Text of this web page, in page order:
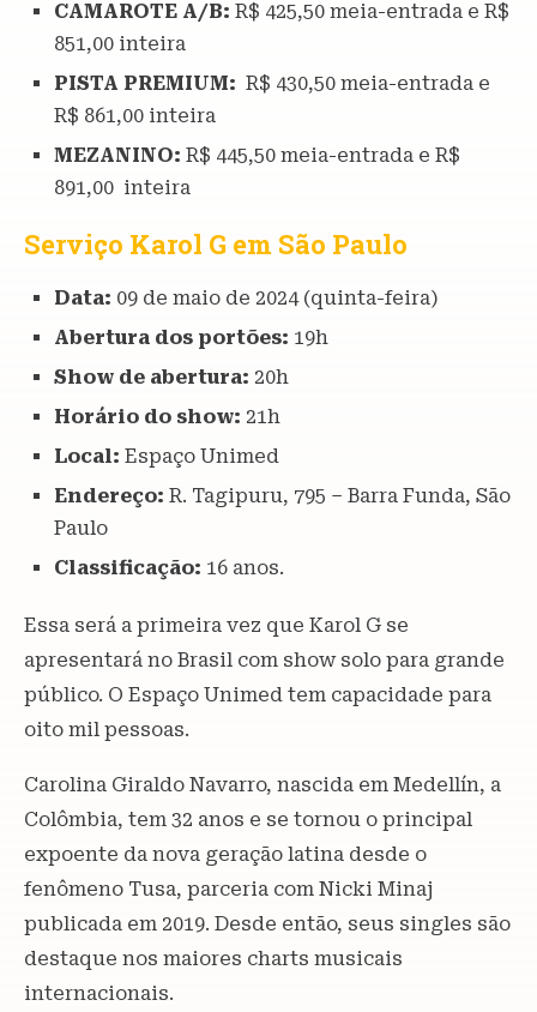
CAMAROTE A/B: R$ 425,50 meia-entrada e R$
851,00 inteira
PISTA PREMIUM: R$ 430,50 meia-entrada e
R$ 861,00 inteira
MEZANINO: R$ 445,50 meia-entrada e R$
891,00 inteira
Serviço Karol G em São Paulo
Data: 09 de maio de 2024 (quinta-feira)
Abertura dos portões: 19h
Show de abertura: 20h
Horário do show: 21h
Local: Espaço Unimed
Endereço: R. Tagipuru, 795 – Barra Funda, São
Paulo
Classificação: 16 anos.
Essa será a primeira vez que Karol G se
apresentará no Brasil com show solo para grande
público. O Espaço Unimed tem capacidade para
oito mil pessoas.
Carolina Giraldo Navarro, nascida em Medellín, a
Colômbia, tem 32 anos e se tornou o principal
expoente da nova geração latina desde o
fenômeno Tusa, parceria com Nicki Minaj
publicada em 2019. Desde então, seus singles são
destaque nos maiores charts musicais
internacionais.